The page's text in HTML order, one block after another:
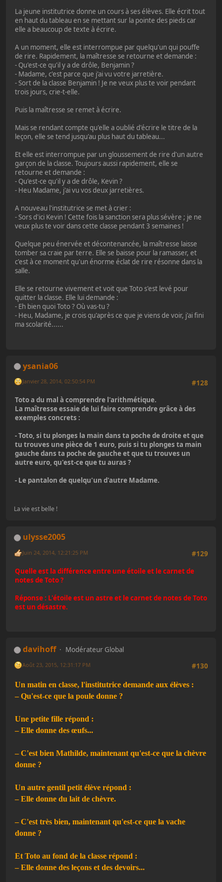
La jeune institutrice donne un cours à ses élèves. Elle écrit tout
en haut du tableau en se mettant sur la pointe des pieds car
elle a beaucoup de texte à écrire.
A un moment, elle est interrompue par quelqu'un qui pouffe
de rire. Rapidement, la maîtresse se retourne et demande :
- Qu'est-ce qu'il y a de drôle, Benjamin ?
- Madame, c'est parce que j'ai vu votre jarretière.
- Sort de la classe Benjamin ! Je ne veux plus te voir pendant
trois jours, crie-t-elle.
Puis la maîtresse se remet à écrire.
Mais se rendant compte qu'elle a oublié d'écrire le titre de la
leçon, elle se tend jusqu'au plus haut du tableau...
Et elle est interrompue par un gloussement de rire d'un autre
garçon de la classe. Toujours aussi rapidement, elle se
retourne et demande :
- Qu'est-ce qu'il y a de drôle, Kevin ?
- Heu Madame, j'ai vu vos deux jarretières.
A nouveau l'institutrice se met à crier :
- Sors d'ici Kevin ! Cette fois la sanction sera plus sévère ; je ne
veux plus te voir dans cette classe pendant 3 semaines !
Quelque peu énervée et décontenancée, la maîtresse laisse
tomber sa craie par terre. Elle se baisse pour la ramasser, et
c'est à ce moment qu'un énorme éclat de rire résonne dans la
salle.
Elle se retourne vivement et voit que Toto s'est levé pour
quitter la classe. Elle lui demande :
- Eh bien quoi Toto ? Où vas-tu ?
- Heu, Madame, je crois qu'après ce que je viens de voir, j'ai fini
ma scolarité......
ysania06
#128
Janvier 28, 2014, 02:50:54 PM
Toto a du mal à comprendre l'arithmétique.
La maîtresse essaie de lui faire comprendre grâce à des
exemples concrets :
- Toto, si tu plonges la main dans ta poche de droite et que
tu trouves une pièce de 1 euro, puis si tu plonges ta main
gauche dans ta poche de gauche et que tu trouves un
autre euro, qu'est-ce que tu auras ?
- Le pantalon de quelqu'un d'autre Madame.
La vie est belle !
ulysse2005
#129
Juin 24, 2014, 12:21:25 PM
Quelle est la différence entre une étoile et le carnet de
notes de Toto ?
Réponse : L'étoile est un astre et le carnet de notes de Toto
est un désastre.
davihoff
Modérateur Global
#130
Août 23, 2015, 12:31:17 PM
Un matin en classe, l'institutrice demande aux élèves :
– Qu'est-ce que la poule donne ?
Une petite fille répond :
– Elle donne des œufs...
– C'est bien Mathilde, maintenant qu'est-ce que la chèvre
donne ?
Un autre gentil petit élève répond :
– Elle donne du lait de chèvre.
– C'est très bien, maintenant qu'est-ce que la vache
donne ?
Et Toto au fond de la classe répond :
– Elle donne des leçons et des devoirs...